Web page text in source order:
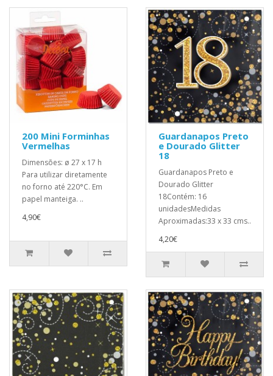
200 Mini Forminhas
Vermelhas
Dimensões: ø 27 x 17 h
Para utilizar diretamente
no forno até 220°C. Em
papel manteiga. ..
4,90€
Guardanapos Preto
e Dourado Glitter
18
Guardanapos Preto e
Dourado Glitter
18Contém: 16
unidadesMedidas
Aproximadas:33 x 33 cms..
4,20€